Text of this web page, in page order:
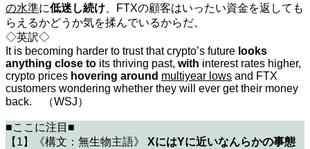
の水準に低迷し続け 、FTXの顧客はいったい資金を返しても
らえるかどうか気を揉んでいるからだ。
◇英訳◇
It is becoming harder to trust that crypto’s future looks
anything close to its thriving past, with interest rates higher,
crypto prices hovering around multiyear lows and FTX
customers wondering whether they will ever get their money
back. （WSJ）
■ここに注目■
【1】《構文：無生物主語》 XにはYに近いなんらかの事態